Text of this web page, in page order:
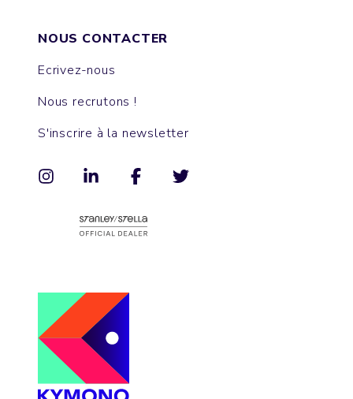
NOUS CONTACTER
Ecrivez-nous
Nous recrutons !
S'inscrire à la newsletter